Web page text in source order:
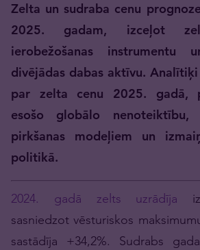
Zelta un sudraba cenu
2025. gadam, izceļot
ierobežošanas instrumentu
divējādas dabas aktīvu.
par zelta cenu 2025. gadā,
esošo globālo nenoteiktību,
pirkšanas modeļiem un
politikā.
2024. gadā zelts uzrādīja
sasniedzot vēsturiskos
sastādīja +34,2%. Sudrabs